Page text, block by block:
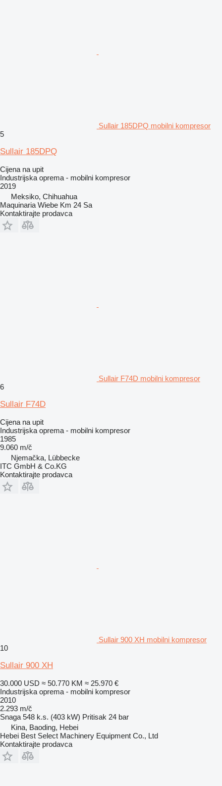
Sullair 185DPQ mobilni kompresor
5
Sullair 185DPQ
Cijena na upit
Industrijska oprema - mobilni kompresor
2019
Meksiko, Chihuahua
Maquinaria Wiebe Km 24 Sa
Kontaktirajte prodavca
Sullair F74D mobilni kompresor
6
Sullair F74D
Cijena na upit
Industrijska oprema - mobilni kompresor
1985
9.060 m/č
Njemačka, Lübbecke
ITC GmbH & Co.KG
Kontaktirajte prodavca
Sullair 900 XH mobilni kompresor
10
Sullair 900 XH
30.000 USD ≈ 50.770 KM ≈ 25.970 €
Industrijska oprema - mobilni kompresor
2010
2.293 m/č
Snaga 548 k.s. (403 kW) Pritisak 24 bar
Kina, Baoding, Hebei
Hebei Best Select Machinery Equipment Co., Ltd
Kontaktirajte prodavca